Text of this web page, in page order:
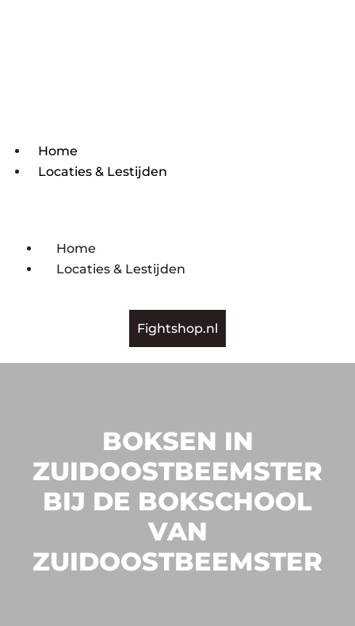
Home
Locaties & Lestijden
Home
Locaties & Lestijden
Fightshop.nl
BOKSEN IN
ZUIDOOSTBEEMSTER
BIJ DE BOKSCHOOL
VAN
ZUIDOOSTBEEMSTER